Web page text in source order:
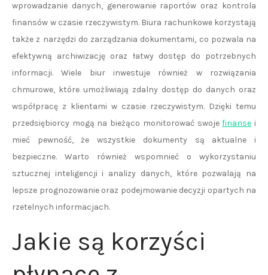
wprowadzanie danych, generowanie raportów oraz kontrola
finansów w czasie rzeczywistym. Biura rachunkowe korzystają
także z narzędzi do zarządzania dokumentami, co pozwala na
efektywną archiwizację oraz łatwy dostęp do potrzebnych
informacji. Wiele biur inwestuje również w rozwiązania
chmurowe, które umożliwiają zdalny dostęp do danych oraz
współpracę z klientami w czasie rzeczywistym. Dzięki temu
przedsiębiorcy mogą na bieżąco monitorować swojefinanse i
mieć pewność, że wszystkie dokumenty są aktualne i
bezpieczne. Warto również wspomnieć o wykorzystaniu
sztucznej inteligencji i analizy danych, które pozwalają na
lepsze prognozowanie oraz podejmowanie decyzji opartych na
rzetelnych informacjach.
Jakie są korzyści